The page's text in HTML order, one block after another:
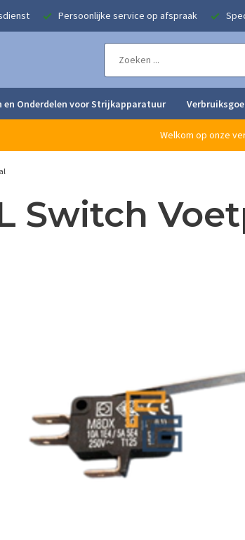
Persoonlijke service op afspraak
en Onderdelen voor Strijkapparatuur
Welkom op onze
Switch